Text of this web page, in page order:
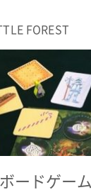
FOREST
ードゲー